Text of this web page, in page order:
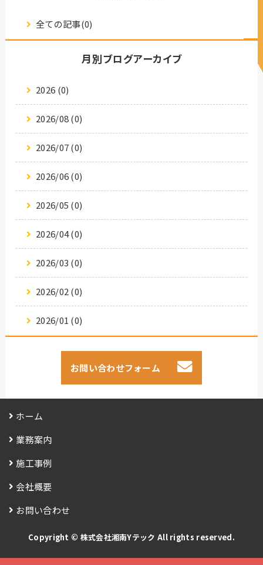
全ての記事(0)
月別ブログアーカイブ
2026 (0)
2026/08 (0)
2026/07 (0)
2026/06 (0)
2026/05 (0)
2026/04 (0)
2026/03 (0)
2026/02 (0)
2026/01 (0)
お問い合わせフォーム
ホーム
業務案内
施工事例
会社概要
お問い合わせ
Copyright © 株式会社湘南Yテック All rights reserved.